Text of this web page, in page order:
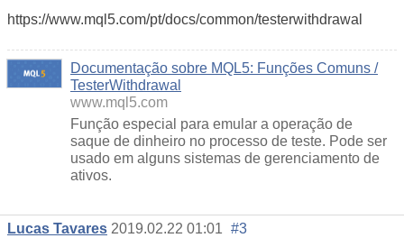
https://www.mql5.com/pt/docs/common/testerwithdrawal
Documentação sobre MQL5: Funções Comuns /
TesterWithdrawal
www.mql5.com
Função especial para emular a operação de
saque de dinheiro no processo de teste. Pode ser
usado em alguns sistemas de gerenciamento de
ativos.
Lucas Tavares 2019.02.22 01:01 #3